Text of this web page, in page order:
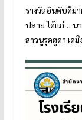
รางวัลอันดับดีม
ปลาย ได้แก่… นา
สาวนูรุลฮูดา เด